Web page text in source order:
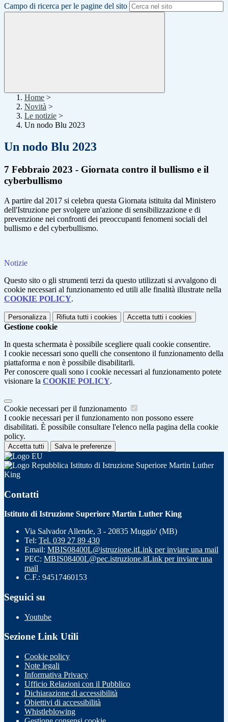
Campo di ricerca per le pagine del sito
Home >
Novità >
Le notizie >
Un nodo Blu 2023
Un nodo Blu 2023
7 Febbraio 2023 - Giornata contro il bullismo e il
cyberbullismo
A partire dal 2017 si celebra questa Giornata istituita dal Ministero
dell'Istruzione per svolgere un'azione di sensibilizzazione e di
prevenzione nei confronti dei preoccupanti fenomeni sociali del
bullismo e del cyberbullismo.
Notizie
Questo sito o gli strumenti terzi da questo utilizzati si avvalgono di
cookie necessari al funzionamento ed utili alle finalità illustrate nella
COOKIE POLICY.
Personalizza Rifiuta tutti i cookies Accetta tutti i cookies
Gestione cookie
In questa schermata è possibile scegliere quali cookie consentire.
I cookie necessari sono quelli che consentono il funzionamento della
piattaforma e non è possibile disabilitarli.
Per conoscere quali sono i cookie necessari al funzionamento potete
visionare la COOKIE POLICY.
Cookie necessari per il funzionamento
I cookie necessari per il funzionamento non possono essere
disabilitati. È possibile consultare l'elenco nella pagina della cookie
policy.
Accetta tutti Salva le preferenze
Istituto di Istruzione Superiore Martin Luther
King
Contatti
Istituto di Istruzione Superiore Martin Luther King
Via Salvador Allende, 3 - 20835 Muggio' (MB)
Tel: Tel. 039 27 89 430
Email: MBIS08400L@istruzione.itLink per inviare una mail
PEC: MBIS08400L@pec.istruzione.itLink per inviare una
mail
C.F.: 94517460153
Seguici su
Youtube
Sezione Link Utili
Cookie policy
Note legali
Informativa Privacy
Ufficio Relazioni con il Pubblico
Dichiarazione di accessibilità
Obiettivi di accessibilità
Whistleblowing